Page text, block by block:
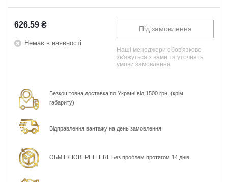
626.59 ₴
Немає в наявності
Під замовлення
Наші менеджери обов'язково
зв'яжуться з вами та уточнять
умови замовлення
Безкоштовна доставка по Україні від 1500 грн. (крім
габариту)
Відправлення вантажу на день замовлення
ОБМІН/ПОВЕРНЕННЯ: Без проблем протягом 14 днів